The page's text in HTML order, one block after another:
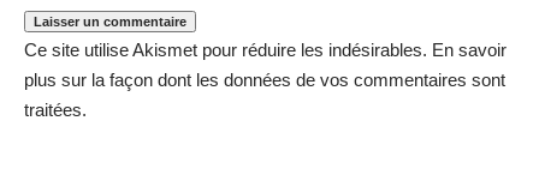
Ce site utilise Akismet pour réduire les indésirables. En savoir
plus sur la façon dont les données de vos commentaires sont
traitées.